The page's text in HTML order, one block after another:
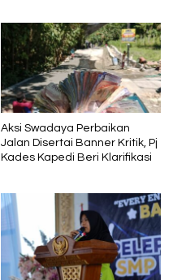
Aksi Swadaya Perbaikan
Jalan Disertai Banner Kritik, Pj
Kades Kapedi Beri Klarifikasi